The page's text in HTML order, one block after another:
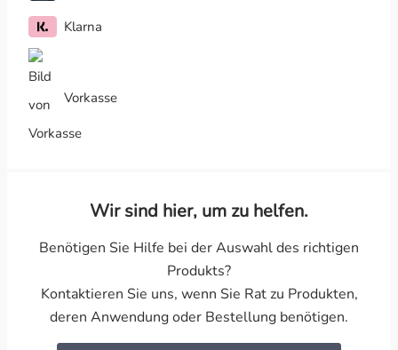
Klarna
Vorkasse
Wir sind hier, um zu helfen.
Benötigen Sie Hilfe bei der Auswahl des richtigen
Produkts?
Kontaktieren Sie uns, wenn Sie Rat zu Produkten,
deren Anwendung oder Bestellung benötigen.